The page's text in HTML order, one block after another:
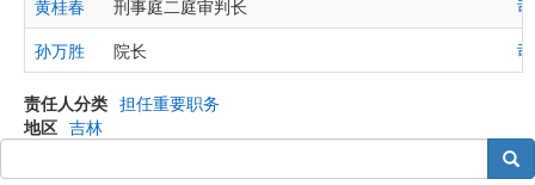
黄桂春
刑事庭二庭审判长
孙万胜
院长
责任人分类 担任重要职务
地区 吉林
搜索